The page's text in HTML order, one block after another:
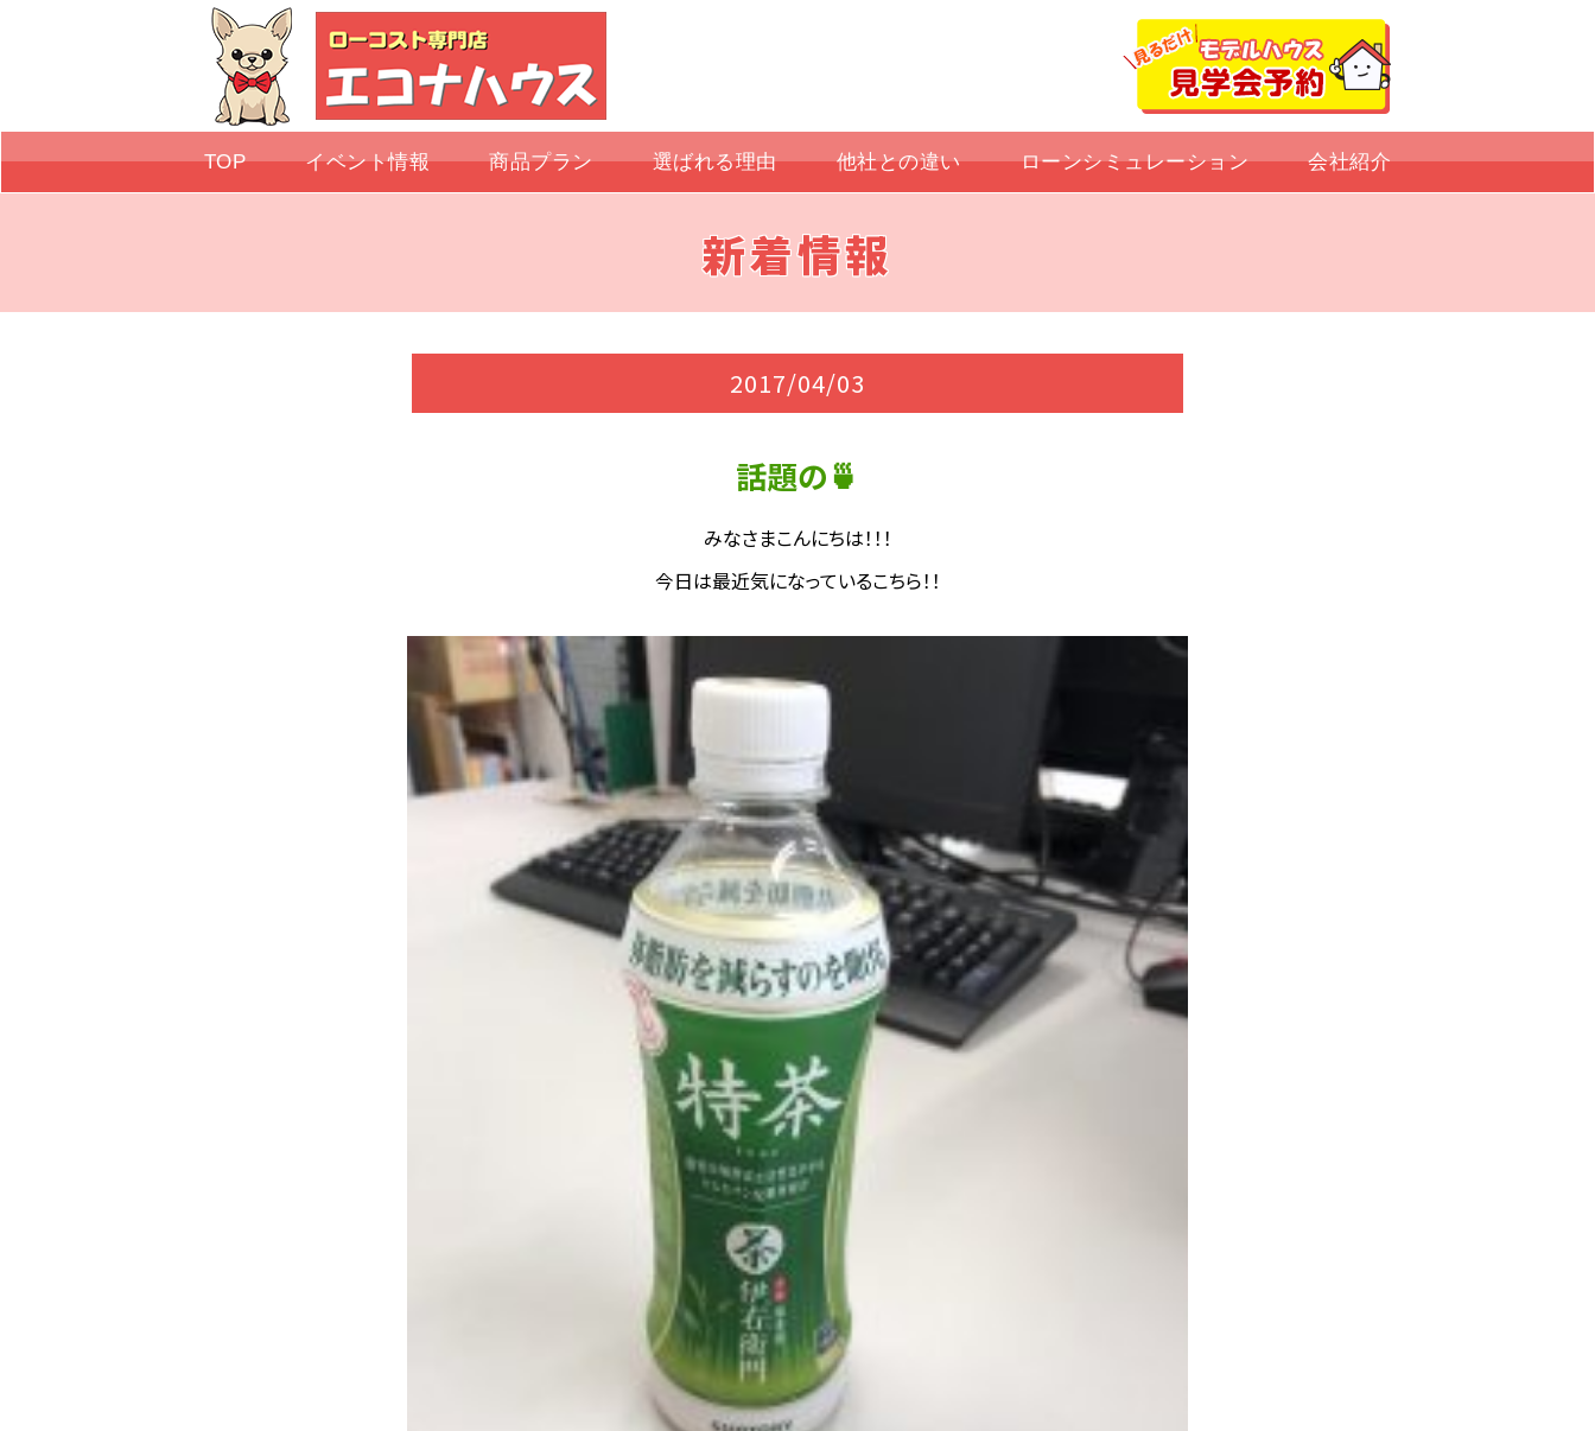
TOP イベント情報 商品プラン 選ばれる理由 他社との違い ローンシミュレーション 会社紹介
新着情報
2017/04/03
話題の🍵
みなさまこんにちは！！！
今日は最近気になっているこちら！！